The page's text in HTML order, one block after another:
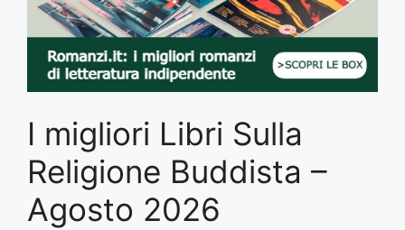
I migliori Libri Sulla
Religione Buddista –
Agosto 2026